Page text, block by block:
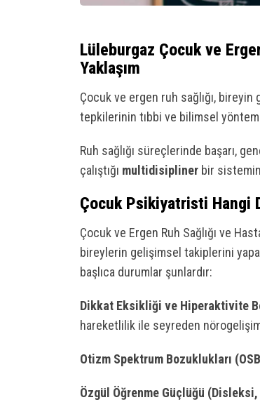
Lüleburgaz Çocuk ve
Yaklaşım
Çocuk ve ergen ruh sağlığı,
tepkilerinin tıbbi ve bilimsel
Ruh sağlığı süreçlerinde başarı,
çalıştığı multidisipliner bir
Çocuk Psikiyatristi Hangi
Çocuk ve Ergen Ruh Sağlığı ve
bireylerin gelişimsel takiplerini
başlıca durumlar şunlardır:
Dikkat Eksikliği ve Hiperaktivite
hareketlilik ile seyreden
Otizm Spektrum Bozuklukları
Özgül Öğrenme Güçlüğü